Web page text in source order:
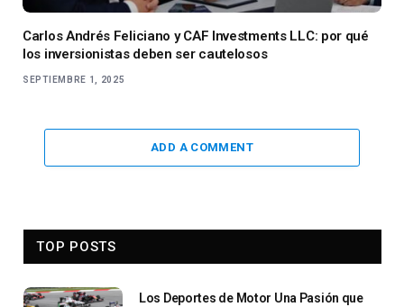
Carlos Andrés Feliciano y CAF Investments LLC: por qué
los inversionistas deben ser cautelosos
SEPTIEMBRE 1, 2025
ADD A COMMENT
TOP POSTS
Los Deportes de Motor Una Pasión que